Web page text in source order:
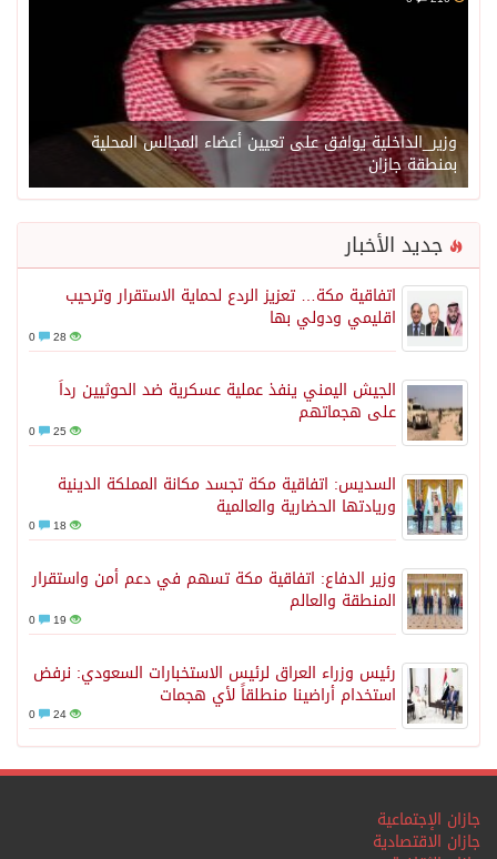
وزير_الداخلية يوافق على تعيين أعضاء المجالس المحلية
بمنطقة جازان
جديد الأخبار
اتفاقية مكة… تعزيز الردع لحماية الاستقرار وترحيب
اقليمي ودولي بها
28
الجيش اليمني ينفذ عملية عسكرية ضد الحوثيين رداً
على هجماتهم
25
السديس: اتفاقية مكة تجسد مكانة المملكة الدينية
وريادتها الحضارية والعالمية
18
وزير الدفاع: اتفاقية مكة تسهم في دعم أمن واستقرار
المنطقة والعالم
19
رئيس وزراء العراق لرئيس الاستخبارات السعودي: نرفض
استخدام أراضينا منطلقاً لأي هجمات
24
جازان الإجتماعية
جازان الاقتصادية